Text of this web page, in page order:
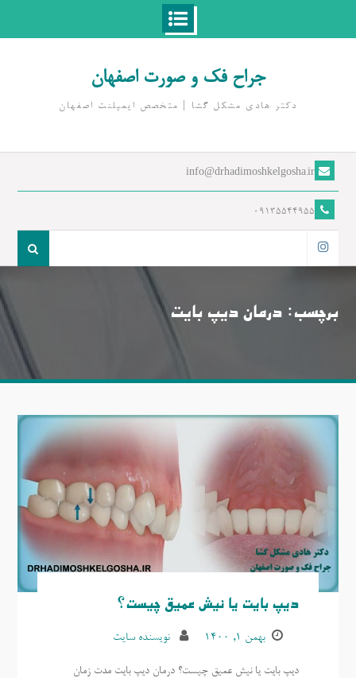
جراح فک و صورت اصفهان
دکتر هادی مشکل گشا | متخصص ايمپلنت اصفهان
info@drhadimoshkelgosha.ir
09135544955
برچسب: درمان دیپ بایت
دیپ بایت یا نیش عمیق چیست؟
بهمن ۱, ۱۴۰۰ نویسنده سایت
دیپ بایت یا نیش عمیق چیست؟ درمان دیپ بایت مدت زمان